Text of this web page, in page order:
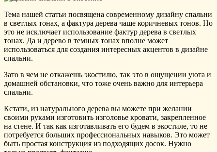
Тема нашей статьи посвящена современному дизайну спальни
в светлых тонах, а фактура дерева чаще коричневых тонов. Но
это не исключает использование фактур дерева в светлых
тонах. Да и дерево в темных тонах вполне может
использоваться для создания интересных акцентов в дизайне
спальни.
Зато в чем не откажешь экостилю, так это в ощущении уюта и
домашней обстановки, что тоже очень важно для интерьера
спальни.
Кстати, из натурального дерева вы можете при желании
своими руками изготовить изголовье кровати, закрепленное
на стене. И так как изготавливать его будем в экостиле, то не
потребуется больших профессиональных навыков. Это может
быть простая конструкция из подходящих досок. Нужно